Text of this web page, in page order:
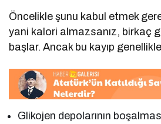
Öncelikle şunu kabul etmek
yani kalori almazsanız, birkaç
başlar. Ancak bu kayıp
Glikojen depolarının